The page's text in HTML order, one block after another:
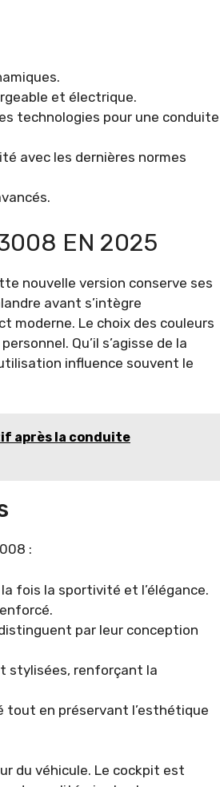
et électrique.
technologies pour une conduite
avec les dernières normes
3008 EN 2025
nouvelle version conserve ses
avant s’intègre
moderne. Le choix des couleurs
Qu’il s’agisse de la
influence souvent le
après la conduite
:
fois la sportivité et l’élégance.
par leur conception
stylisées, renforçant la
tout en préservant l’esthétique
du véhicule. Le cockpit est